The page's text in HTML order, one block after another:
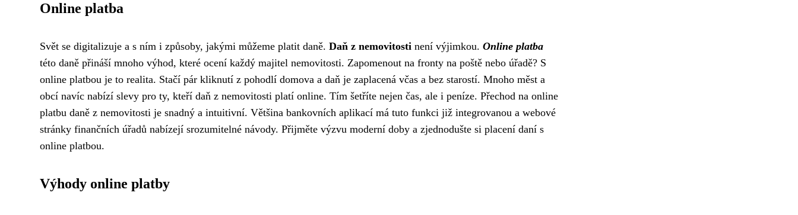
Online platba
Svět se digitalizuje a s ním i způsoby, jakými můžeme platit daně. Daň z nemovitosti není výjimkou. Online platba
této daně přináší mnoho výhod, které ocení každý majitel nemovitosti. Zapomenout na fronty na poště nebo úřadě? S
online platbou je to realita. Stačí pár kliknutí z pohodlí domova a daň je zaplacená včas a bez starostí. Mnoho měst a
obcí navíc nabízí slevy pro ty, kteří daň z nemovitosti platí online. Tím šetříte nejen čas, ale i peníze. Přechod na online
platbu daně z nemovitosti je snadný a intuitivní. Většina bankovních aplikací má tuto funkci již integrovanou a webové
stránky finančních úřadů nabízejí srozumitelné návody. Přijměte výzvu moderní doby a zjednodušte si placení daní s
online platbou.
Výhody online platby